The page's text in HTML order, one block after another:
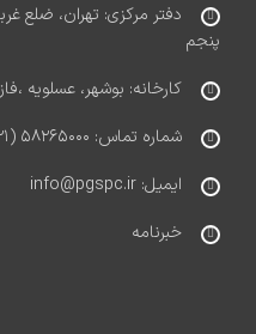
پنجم
کارخانه: بوشهر، عسلویه ،فاز ۲ منطقه ویژه اقتصادی انرژی پارس
شماره تماس: ۵۸۲۶۵۰۰۰ (۰۲۱)
ایمیل: info@pgspc.ir
خبرنامه